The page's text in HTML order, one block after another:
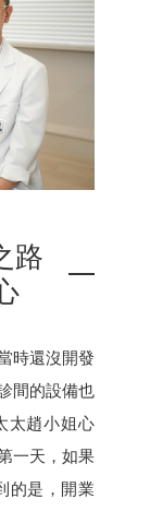
路
時還沒開發
間的設備也
太趙小姐心
一天，如果
的是，開業